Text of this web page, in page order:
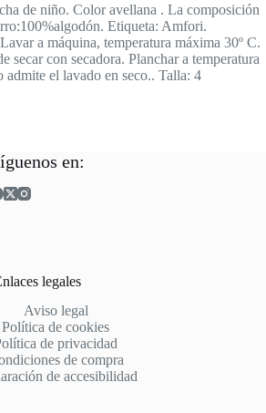
de niño. Color avellana . La composición
Etiqueta: Amfori.
a máquina, temperatura máxima 30º C.
secar con secadora. Planchar a temperatura
admite el lavado en seco.. Talla: 4
en:
legales
Aviso legal
Política de cookies
de privacidad
de compra
de accesibilidad